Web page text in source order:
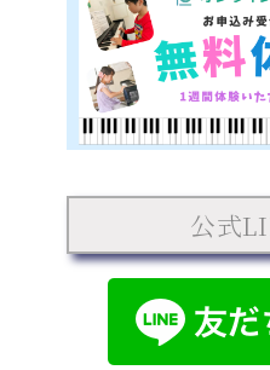
公式